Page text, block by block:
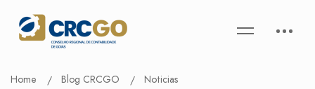
Home Blog CRCGO
Noticias